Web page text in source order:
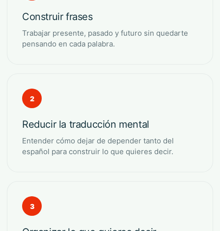
Construir frases
Trabajar presente, pasado y futuro sin quedarte
pensando en cada palabra.
2
Reducir la traducción mental
Entender cómo dejar de depender tanto del
español para construir lo que quieres decir.
3